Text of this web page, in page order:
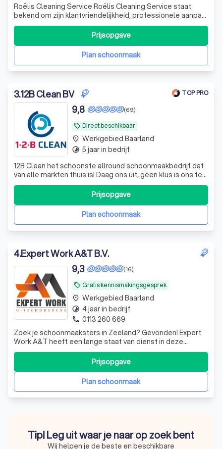
Roëlis Cleaning Service Roëlis Cleaning Service staat
bekend om zijn klantvriendelijkheid, professionele aanpak
en toewijding aan de beste resultaten voor onze klanten.
Flexibiliteit: Wanneer u ons nodig heeft, staan wij voor u
klaar. Wij gaan buiten de gebaande paden voor onze
klanten en passen o Plan schoonmaak
Prijsopgave
3.12B Clean BV TOP PRO
local_offer Direct beschikbaar
(69)
9,8
12B Clean het schoonste allround schoonmaakbedrijf dat
van alle markten thuis is! Daag ons uit, geen klus is ons te
gek.
Plan schoonmaak
Prijsopgave
place Werkgebied Baarland
timelapse 5 jaar in bedrijf
4.Expert Work A&T B.V.
local_offer Gratis kennismakingsgesprek
(16)
9,3
Zoek je schoonmaaksters in Zeeland? Gevonden! Expert
Work A&T heeft een lange staat van dienst in deze
branche en levert maatwerk, kwaliteit en schoonmaak met
Plan schoonmaak
Prijsopgave
place Werkgebied Baarland
timelapse 4 jaar in bedrijf
phone 0113 260 669
Tip! Leg uit waar je naar op zoek bent
Wij helpen je de beste en beschikbare